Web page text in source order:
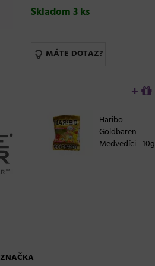
Skladom 3 ks
MÁTE DOTAZ?
+
Haribo
Goldbären
Medvedíci - 10g
ZNAČKA